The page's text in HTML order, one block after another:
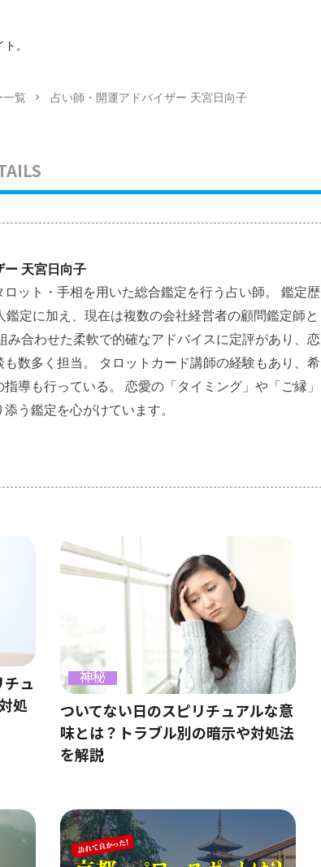
。
一覧 占い師・開運アドバイザー 天宮日向子
ー 天宮日向子
ット・手相を用いた総合鑑定を行う占い師。 鑑定歴
鑑定に加え、現在は複数の会社経営者の顧問鑑定師と
み合わせた柔軟で的確なアドバイスに定評があり、恋
数多く担当。 タロットカード講師の経験もあり、希
導も行っている。 恋愛の「タイミング」や「ご縁」
う鑑定を心がけています。
チュ
処
神秘
ついてない日のスピリチュアルな意
味とは？トラブル別の暗示や対処法
を解説